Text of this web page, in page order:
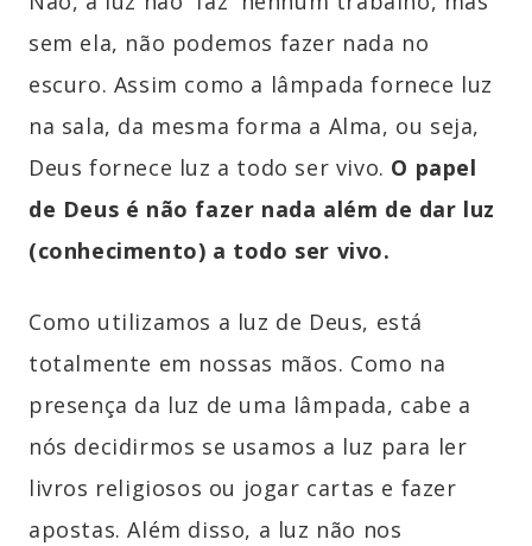
sem ela, não podemos fazer nada no
escuro. Assim como a lâmpada fornece luz
na sala, da mesma forma a Alma, ou seja,
Deus fornece luz a todo ser vivo. O papel
de Deus é não fazer nada além de dar luz
(conhecimento) a todo ser vivo.
Como utilizamos a luz de Deus, está
totalmente em nossas mãos. Como na
presença da luz de uma lâmpada, cabe a
nós decidirmos se usamos a luz para ler
livros religiosos ou jogar cartas e fazer
apostas. Além disso, a luz não nos